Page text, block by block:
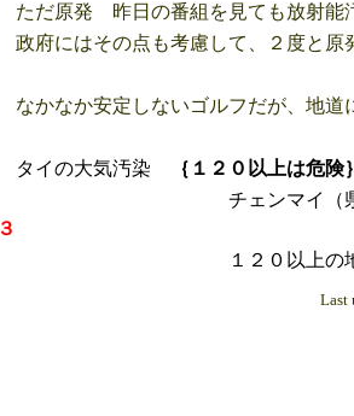
ただ原発 昨日の番組を見ても放射能
政府にはその点も考慮して、２度と原
なかなか安定しないゴルフだが、地道
タイの大気汚染
｛１２０以上は危険
チェンマイ（県庁） １
３
１２０以上の
Last